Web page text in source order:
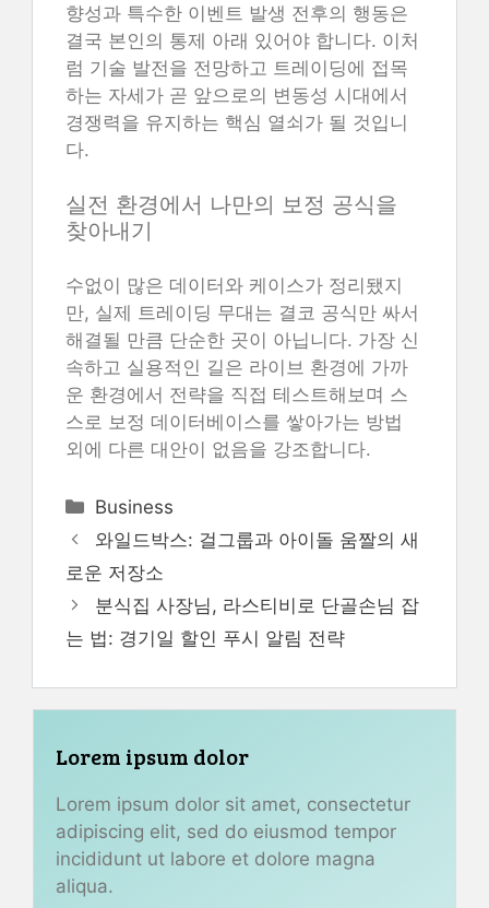
향성과 특수한 이벤트 발생 전후의 행동은
결국 본인의 통제 아래 있어야 합니다. 이처
럼 기술 발전을 전망하고 트레이딩에 접목
하는 자세가 곧 앞으로의 변동성 시대에서
경쟁력을 유지하는 핵심 열쇠가 될 것입니
다.
실전 환경에서 나만의 보정 공식을
찾아내기
수없이 많은 데이터와 케이스가 정리됐지
만, 실제 트레이딩 무대는 결코 공식만 싸서
해결될 만큼 단순한 곳이 아닙니다. 가장 신
속하고 실용적인 길은 라이브 환경에 가까
운 환경에서 전략을 직접 테스트해보며 스
스로 보정 데이터베이스를 쌓아가는 방법
외에 다른 대안이 없음을 강조합니다.
Categories
Business
와일드박스: 걸그룹과 아이돌 움짤의 새
로운 저장소
분식집 사장님, 라스티비로 단골손님 잡
는 법: 경기일 할인 푸시 알림 전략
Lorem ipsum dolor
Lorem ipsum dolor sit amet, consectetur
adipiscing elit, sed do eiusmod tempor
incididunt ut labore et dolore magna
aliqua.